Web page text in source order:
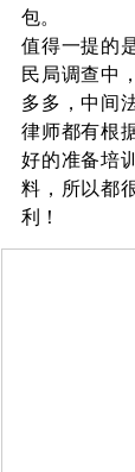
包。
值得一提的
民局调查中
多多，中间
律师都有根
好的准备培
料，所以都
利！